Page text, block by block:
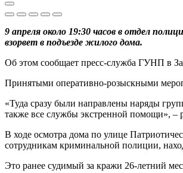
9 апреля около 19:30 часов в отдел
взорвет в подъезде жилого дома.
Об этом сообщает пресс-служба ГУНП в
Принятыми оперативно-розыскными
«Туда сразу были направлены наряды
также все службы экстренной помощи», –
В ходе осмотра дома по улице
сотрудникам криминальной полиции,
Это ранее судимый за кражи 26-летний